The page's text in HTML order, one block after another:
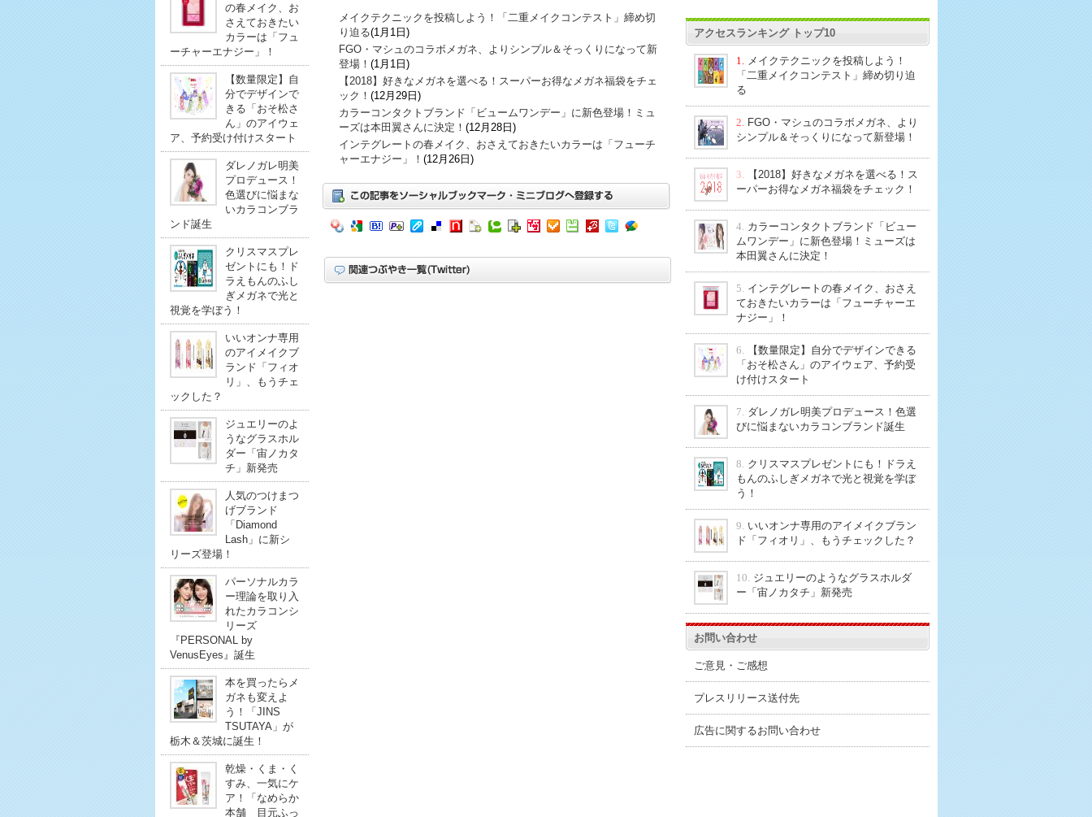
の春メイク、お
さえておきたい
カラーは「フュ
ーチャーエナジー」！
【数量限定】自
分でデザインで
きる「おそ松さ
ん」のアイウェ
ア、予約受け付けスタート
ダレノガレ明美
プロデュース！
色選びに悩まな
いカラコンブラ
ンド誕生
クリスマスプレ
ゼントにも！ド
ラえもんのふし
ぎメガネで光と
視覚を学ぼう！
いいオンナ専用
のアイメイクブ
ランド「フィオ
リ」、もうチェ
ックした？
ジュエリーのよ
うなグラスホル
ダー「宙ノカタ
チ」新発売
人気のつけまつ
げブランド
「Diamond
Lash」に新シ
リーズ登場！
パーソナルカラ
ー理論を取り入
れたカラコンシ
リーズ
『PERSONAL by
VenusEyes』誕生
本を買ったらメ
ガネも変えよ
う！「JINS
TSUTAYA」が
栃木＆茨城に誕生！
乾燥・くま・く
すみ、一気にケ
ア！「なめらか
本舗 目元ふっ
メイクテクニックを投稿しよう！「二重メイクコンテスト」締め切
り迫る(1月1日)
FGO・マシュのコラボメガネ、よりシンプル＆そっくりになって新
登場！ (1月1日)
【2018】好きなメガネを選べる！スーパーお得なメガネ福袋をチェ
ック！ (12月29日)
カラーコンタクトブランド「ビュームワンデー」に新色登場！ミュ
ーズは本田翼さんに決定！ (12月28日)
インテグレートの春メイク、おさえておきたいカラーは「フューチ
ャーエナジー」！ (12月26日)
アクセスランキング トップ10
1.
メイクテクニックを投稿しよう！
「二重メイクコンテスト」締め切り迫
る
2. FGO・マシュのコラボメガネ、より
シンプル＆そっくりになって新登場！
3.
【2018】好きなメガネを選べる！ス
ーパーお得なメガネ福袋をチェック！
4. カラーコンタクトブランド「ビュー
ムワンデー」に新色登場！ミューズは
本田翼さんに決定！
5. インテグレートの春メイク、おさえ
ておきたいカラーは「フューチャーエ
ナジー」！
6.
【数量限定】自分でデザインできる
「おそ松さん」のアイウェア、予約受
け付けスタート
7. ダレノガレ明美プロデュース！色選
びに悩まないカラコンブランド誕生
8. クリスマスプレゼントにも！ドラえ
もんのふしぎメガネで光と視覚を学ぼ
う！
9. いいオンナ専用のアイメイクブラン
ド「フィオリ」、もうチェックした？
10. ジュエリーのようなグラスホルダ
ー「宙ノカタチ」新発売
お問い合わせ
ご意見・ご感想
プレスリリース送付先
広告に関するお問い合わせ